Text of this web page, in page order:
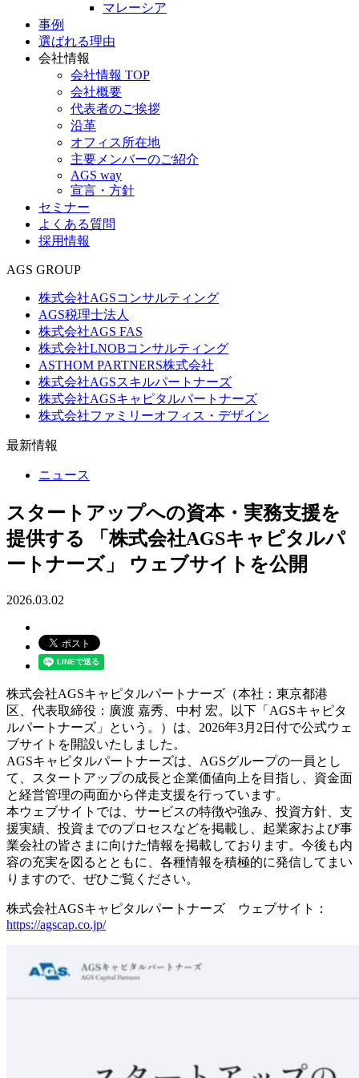
マレーシア
事例
選ばれる理由
会社情報
会社情報 TOP
会社概要
代表者のご挨拶
沿革
オフィス所在地
主要メンバーのご紹介
AGS way
宣言・方針
セミナー
よくある質問
採用情報
AGS GROUP
株式会社AGSコンサルティング
AGS税理士法人
株式会社AGS FAS
株式会社LNOBコンサルティング
ASTHOM PARTNERS株式会社
株式会社AGSスキルパートナーズ
株式会社AGSキャピタルパートナーズ
株式会社ファミリーオフィス・デザイン
最新情報
ニュース
スタートアップへの資本・実務支援を
提供する 「株式会社AGSキャピタルパ
ートナーズ」 ウェブサイトを公開
2026.03.02
株式会社AGSキャピタルパートナーズ（本社：東京都港
区、代表取締役：廣渡 嘉秀、中村 宏。以下「AGSキャピタ
ルパートナーズ」という。）は、2026年3月2日付で公式ウェ
ブサイトを開設いたしました。
AGSキャピタルパートナーズは、AGSグループの一員とし
て、スタートアップの成長と企業価値向上を目指し、資金面
と経営管理の両面から伴走支援を行っています。
本ウェブサイトでは、サービスの特徴や強み、投資方針、支
援実績、投資までのプロセスなどを掲載し、起業家および事
業会社の皆さまに向けた情報を掲載しております。今後も内
容の充実を図るとともに、各種情報を積極的に発信してまい
りますので、ぜひご覧ください。
株式会社AGSキャピタルパートナーズ ウェブサイト：
https://agscap.co.jp/